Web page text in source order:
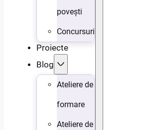
povești
Concursuri
Proiecte
Blog
Ateliere de
formare
Ateliere de